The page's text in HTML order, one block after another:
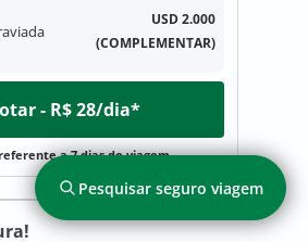
USD 2.000
(COMPLEMENTAR)
- R$ 28/dia*
a 7 dias de viagem.
Pesquisar seguro viagem